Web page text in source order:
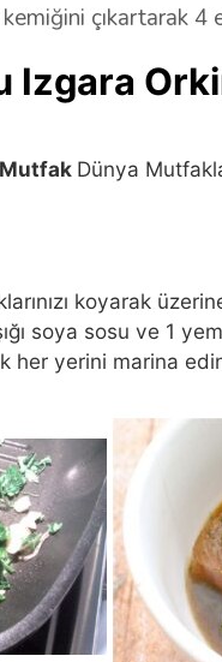
kemiğini çıkartarak
Izgara
Mutfak Dünya
koyarak
soya sosu ve 1
her yerini marina